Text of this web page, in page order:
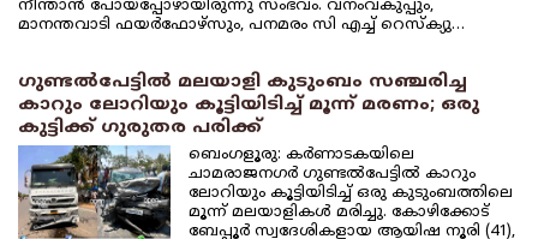
നീന്താന്‍ പോയപ്പോഴായിരുന്നു സംഭവം. വനംവകുപ്പും,
മാനന്തവാടി ഫയര്‍ഫോഴ്‌സും, പനമരം സി എച്ച് റെസ്‌ക്യു…
ഗുണ്ടല്‍പേട്ടില്‍ മലയാളി കുടുംബം സഞ്ചരിച്ച
കാറും ലോറിയും കൂട്ടിയിടിച്ച് മൂന്ന് മരണം; ഒരു
കുട്ടിക്ക് ഗുരുതര പരിക്ക്
ബെംഗളൂരു: കര്‍ണാടകയിലെ
ചാമരാജനഗര്‍ ഗുണ്ടല്‍പേട്ടില്‍ കാറും
ലോറിയും കൂട്ടിയിടിച്ച് ഒരു കുടുംബത്തിലെ
മൂന്ന് മലയാളികള്‍ മരിച്ചു. കോഴിക്കോട്
ബേപ്പൂര്‍ സ്വദേശികളായ ആയിഷ നൂരി (41),